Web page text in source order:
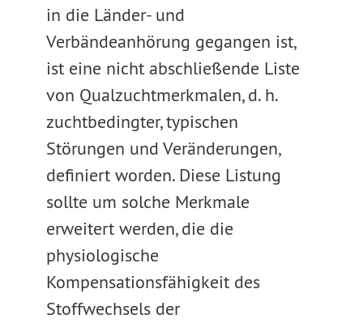
in die Länder- und
Verbändeanhörung gegangen ist,
ist eine nicht abschließende Liste
von Qualzuchtmerkmalen, d. h.
zuchtbedingter, typischen
Störungen und Veränderungen,
definiert worden. Diese Listung
sollte um solche Merkmale
erweitert werden, die die
physiologische
Kompensationsfähigkeit des
Stoffwechsels der